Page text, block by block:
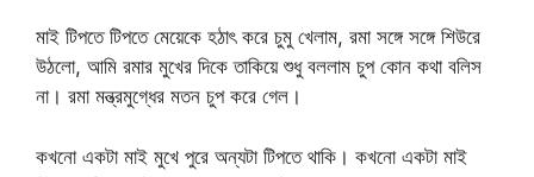
মাই টিপতে টিপতে মেয়েকে হঠাৎ করে চুমু খেলাম, রমা সঙ্গে সঙ্গে শিউরে
উঠলো, আমি রমার মুখের দিকে তাকিয়ে শুধু বললাম চুপ কোন কথা বলিস
না। রমা মন্ত্রমুগ্ধের মতন চুপ করে গেল।
কখনো একটা মাই মুখে পুরে অন্যটা টিপতে থাকি। কখনো একটা মাই